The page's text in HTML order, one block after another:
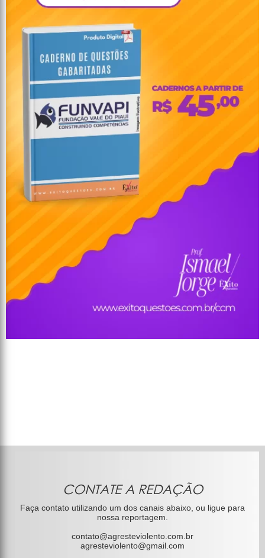
CONTATE A REDAÇÃO
Faça contato utilizando um dos canais abaixo, ou ligue para
nossa reportagem.
contato@agresteviolento.com.br
agresteviolento@gmail.com